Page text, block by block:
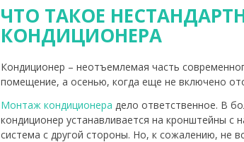
ЧТО ТАКОЕ
КОНДИЦИОНЕРА
Кондиционер – неотъемлемая часть
помещение, а осенью, когда еще не включено
Монтаж кондиционера дело ответственное. В
кондиционер устанавливается на кронштейны с
система с другой стороны. Но, к сожалению, не